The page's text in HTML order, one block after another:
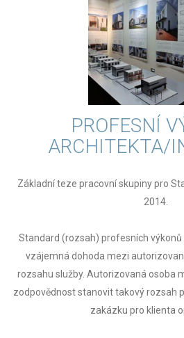
PROFESNÍ
ARCHITEKTA/
Základní teze pracovní skupiny pro
2014.
Standard (rozsah) profesních výkonů
vzájemná dohoda mezi
rozsahu služby. Autorizovaná osoba
zodpovědnost stanovit takový rozsah
zakázku pro klienta